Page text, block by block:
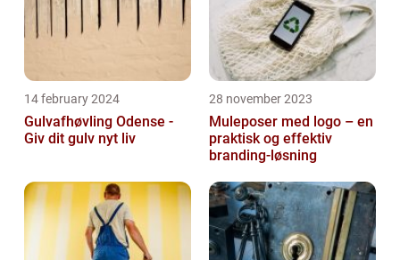
14 february 2024
Gulvafhøvling Odense -
Giv dit gulv nyt liv
28 november 2023
Muleposer med logo – en
praktisk og effektiv
branding-løsning